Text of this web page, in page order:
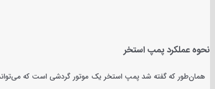
نحوه عملکرد پمپ استخر
همان‌طور که گفته شد پمپ استخر یک موتور گردشی است که می‌تواند